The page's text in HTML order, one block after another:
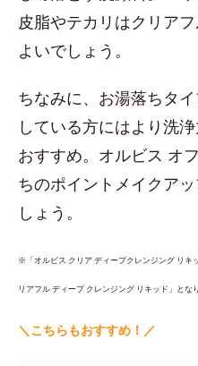
皮脂やテカリはクリア
よいでしょう。
ちなみに、お湯落ちタ
している方にはより洗
おすすめ。オルビス オ
ちのポイントメイクア
しょう。
※「オルビス クリア ディープクレンジング リキ
リアフル ディープ クレンジング リキッド」とな
＼こちらもおすすめ！／